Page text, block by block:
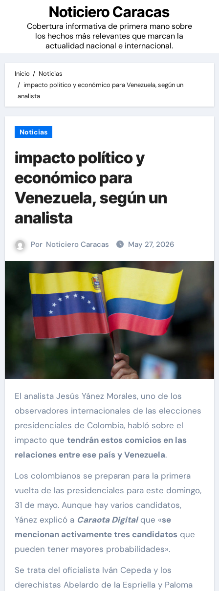
Noticiero Caracas
Cobertura informativa de primera mano sobre
los hechos más relevantes que marcan la
actualidad nacional e internacional.
Inicio
Noticias
impacto político y económico para Venezuela, según un
analista
Noticias
impacto político y
económico para
Venezuela, según un
analista
Por Noticiero Caracas May 27, 2026
El analista Jesús Yánez Morales, uno de los
observadores internacionales de las elecciones
presidenciales de Colombia, habló sobre el
impacto que tendrán estos comicios en las
relaciones entre ese país y Venezuela.
Los colombianos se preparan para la primera
vuelta de las presidenciales para este domingo,
31 de mayo. Aunque hay varios candidatos,
Yánez explicó a Caraota Digitalque «se
mencionan activamente tres candidatosque
pueden tener mayores probabilidades».
Se trata del oficialista Iván Cepeda y los
derechistas Abelardo de la Espriella y Paloma